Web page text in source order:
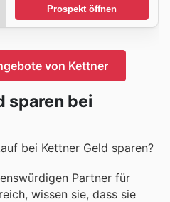
Prospekt öffnen
von Kettner
sparen bei
bei Kettner Geld sparen?
Partner für
wissen sie, dass sie